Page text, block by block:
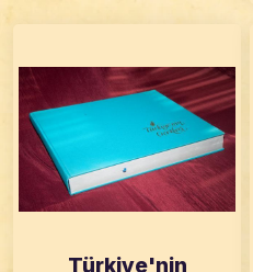
Türkiye'nin